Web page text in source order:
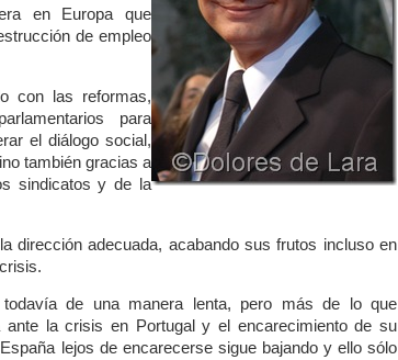
en Europa que
de empleo
con las reformas,
para
el diálogo social,
también gracias a
sindicatos y de la
dirección adecuada, acabando sus frutos incluso en
de una manera lenta, pero más de lo que
la crisis en Portugal y el encarecimiento de su
lejos de encarecerse sigue bajando y ello sólo